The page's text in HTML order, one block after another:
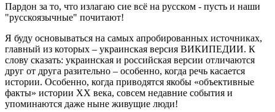
Пардон за то, что излагаю сие всё на русском - пусть и наши
"русскоязычные" почитают!
Я буду основываться на самых апробированных источниках,
главный из которых – украинская версия ВИКИПЕДИИ. К
слову сказать: украинская и российская версии отличаются
друг от друга разительно – особенно, когда речь касается
истории. Особенно, когда приводятся якобы «объективные
факты» истории ХХ века, совсем недавние события и
упоминаются даже ныне живущие люди!